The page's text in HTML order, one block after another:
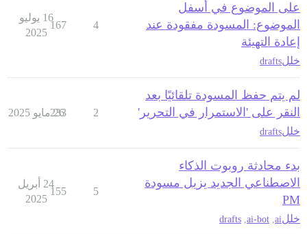
على الموضوع في أسفل
الموضوع: المسودة مفقودة عند
إعادة التهيئة
خللdrafts
4
167
16 يوليو
2025
لم يتم حفظ المسودة تلقائيًا بعد
النقر على 'الاستمرار في التحرير'
خللdrafts
2
233
26 مايو 2025
بدء محادثة روبوت الذكاء
الاصطناعي الجديد يزيل مسودة
PM
خللai
ai-bot
drafts
5
155
24 أبريل
2025